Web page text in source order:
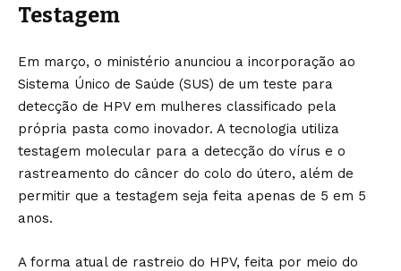
Testagem
Em março, o ministério anunciou a incorporação ao
Sistema Único de Saúde (SUS) de um teste para
detecção de HPV em mulheres classificado pela
própria pasta como inovador. A tecnologia utiliza
testagem molecular para a detecção do vírus e o
rastreamento do câncer do colo do útero, além de
permitir que a testagem seja feita apenas de 5 em 5
anos.
A forma atual de rastreio do HPV, feita por meio do